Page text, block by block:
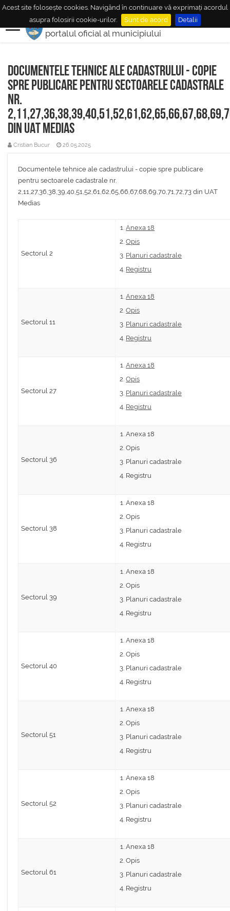
Acest site folosește cookies. Navigând în continuare vă exprimați acordul
asupra folosirii cookie-urilor.
Sunt de acord Detalii
MUNICIPIULMEDIAŞ
portalul oficial al municipiului
Documentele tehnice ale cadastrului - copie
spre publicare pentru sectoarele cadastrale
nr.
din UAT Medias
Cristian Bucur 26.05.2025
Documentele tehnice ale cadastrului - copie spre publicare
pentru sectoarele cadastrale nr.
2,11,27,36,38,39,40,51,52,61,62,65,66,67,68,69,70,71,72,73 din UAT
Medias
Sectorul 2
Anexa 18
Opis
Planuri cadastrale
Registru
Sectorul 11
Anexa 18
Opis
Planuri cadastrale
Registru
Sectorul 27
Anexa 18
Opis
Planuri cadastrale
Registru
Sectorul 36
Anexa 18
Opis
Planuri cadastrale
Registru
Sectorul 38
Anexa 18
Opis
Planuri cadastrale
Registru
Sectorul 39
Anexa 18
Opis
Planuri cadastrale
Registru
Sectorul 40
Anexa 18
Opis
Planuri cadastrale
Registru
Sectorul 51
Anexa 18
Opis
Planuri cadastrale
Registru
Sectorul 52
Anexa 18
Opis
Planuri cadastrale
Registru
Sectorul 61
Anexa 18
Opis
Planuri cadastrale
Registru